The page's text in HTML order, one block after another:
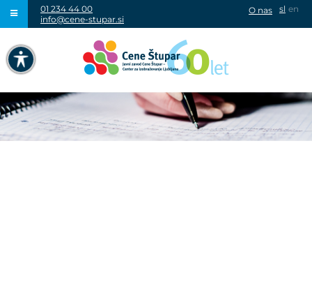
NAVIGACIJA PREKO TIPKOVNICE
IZKLJUČI ANIMACIJE
01 234 44 00
info@cene-stupar.si
sl en
O nas